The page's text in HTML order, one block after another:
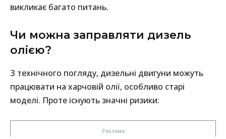
викликає багато питань.
Чи можна заправляти дизель
олією?
З технічного погляду, дизельні двигуни можуть
працювати на харчовій олії, особливо старі
моделі. Проте існують значні ризики: